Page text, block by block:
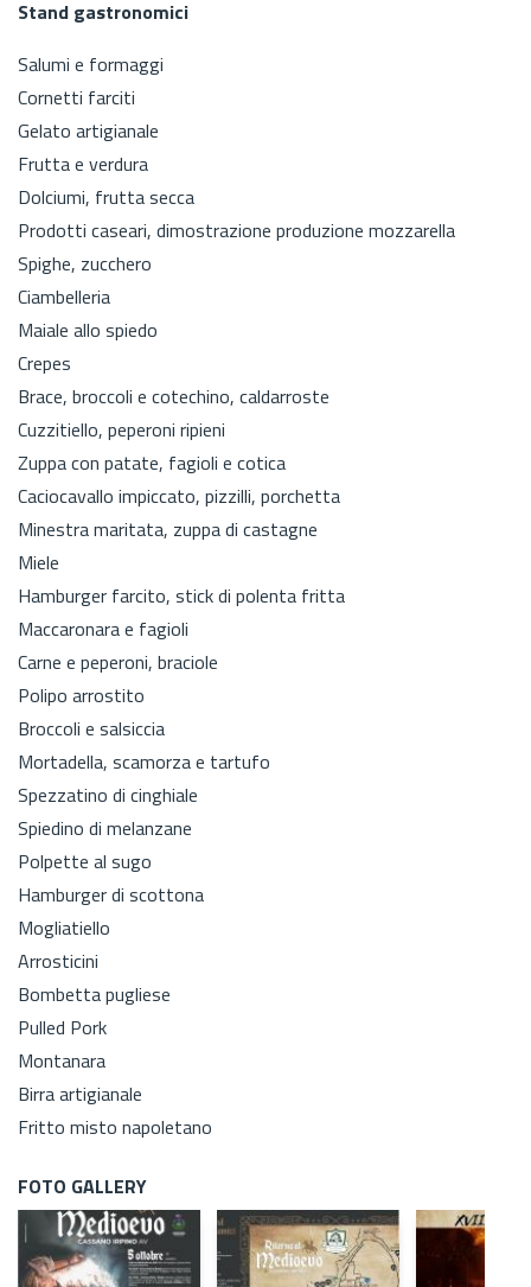
Stand gastronomici
Salumi e formaggi
Cornetti farciti
Gelato artigianale
Frutta e verdura
Dolciumi, frutta secca
Prodotti caseari, dimostrazione produzione mozzarella
Spighe, zucchero
Ciambelleria
Maiale allo spiedo
Crepes
Brace, broccoli e cotechino, caldarroste
Cuzzitiello, peperoni ripieni
Zuppa con patate, fagioli e cotica
Caciocavallo impiccato, pizzilli, porchetta
Minestra maritata, zuppa di castagne
Miele
Hamburger farcito, stick di polenta fritta
Maccaronara e fagioli
Carne e peperoni, braciole
Polipo arrostito
Broccoli e salsiccia
Mortadella, scamorza e tartufo
Spezzatino di cinghiale
Spiedino di melanzane
Polpette al sugo
Hamburger di scottona
Mogliatiello
Arrosticini
Bombetta pugliese
Pulled Pork
Montanara
Birra artigianale
Fritto misto napoletano
FOTO GALLERY